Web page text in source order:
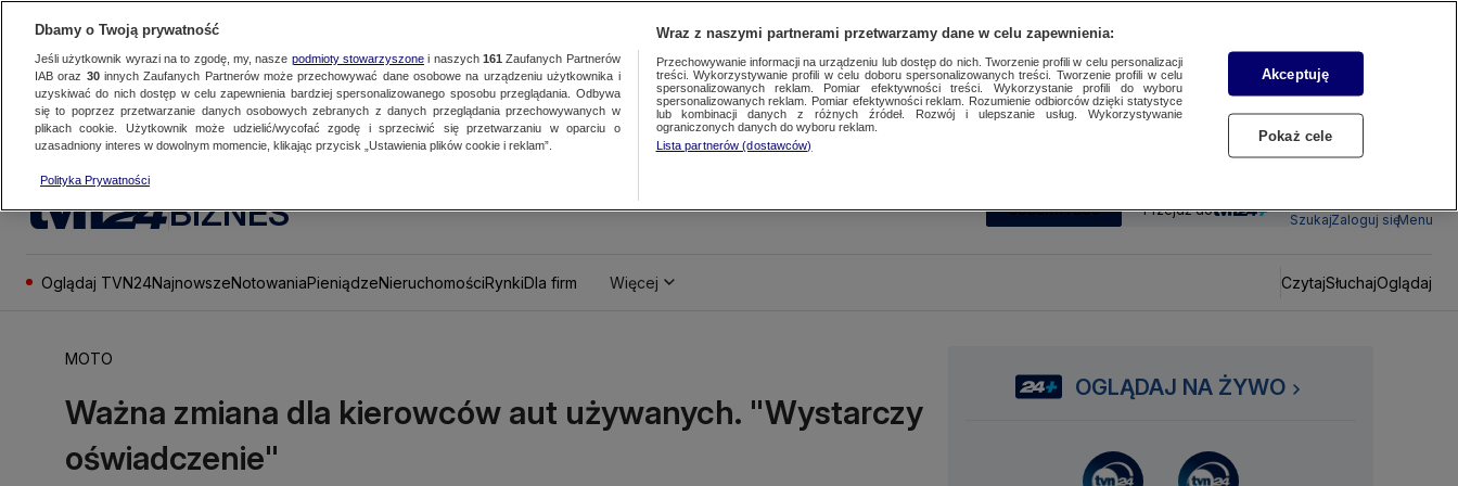
BIZNES SUBSKRYBUJ Przejdź do
SzukajZaloguj sięMenu
Oglądaj TVN24NajnowszeNotowaniaPieniądzeNieruchomościRynkiDla firm Więcej CzytajSłuchajOglądaj
MOTO
Ważna zmiana dla kierowców aut używanych. "Wystarczy
oświadczenie"
OGLĄDAJ NA ŻYWO
Dbamy o Twoją prywatność
Jeśli użytkownik wyrazi na to zgodę, my, nasze podmioty stowarzyszonei naszych 161 Zaufanych Partnerów
IAB oraz 30innych Zaufanych Partnerów może przechowywać dane osobowe na urządzeniu użytkownika i
uzyskiwać do nich dostęp w celu zapewnienia bardziej spersonalizowanego sposobu przeglądania. Odbywa
się to poprzez przetwarzanie danych osobowych zebranych z danych przeglądania przechowywanych w
plikach cookie. Użytkownik może udzielić/wycofać zgodę i sprzeciwić się przetwarzaniu w oparciu o
uzasadniony interes w dowolnym momencie, klikając przycisk „Ustawienia plików cookie i reklam”.
Polityka Prywatności
Wraz z naszymi partnerami przetwarzamy dane w celu zapewnienia:
Przechowywanie informacji na urządzeniu lub dostęp do nich. Tworzenie profili w celu personalizacji
treści. Wykorzystywanie profili w celu doboru spersonalizowanych treści. Tworzenie profili w celu
spersonalizowanych reklam. Pomiar efektywności treści. Wykorzystanie profili do wyboru
spersonalizowanych reklam. Pomiar efektywności reklam. Rozumienie odbiorców dzięki statystyce
lub kombinacji danych z różnych źródeł. Rozwój i ulepszanie usług. Wykorzystywanie
ograniczonych danych do wyboru reklam.
Lista partnerów (dostawców)
Akceptuję
Pokaż cele